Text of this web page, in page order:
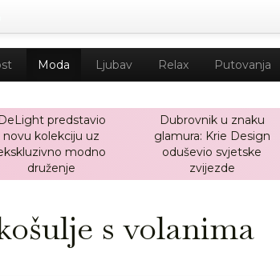
Moda Ljubav Relax Putovanja
DeLight predstavio
novu kolekciju uz
modno
druženje
Dubrovnik u znaku
glamura: Krie Design
oduševio svjetske
zvijezde
s volanima